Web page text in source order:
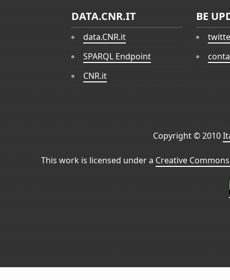
DATA.CNR.IT
data.CNR.it
SPARQL Endpoint
CNR.it
BE
Copyright © 2010
This work is licensed under a Creative